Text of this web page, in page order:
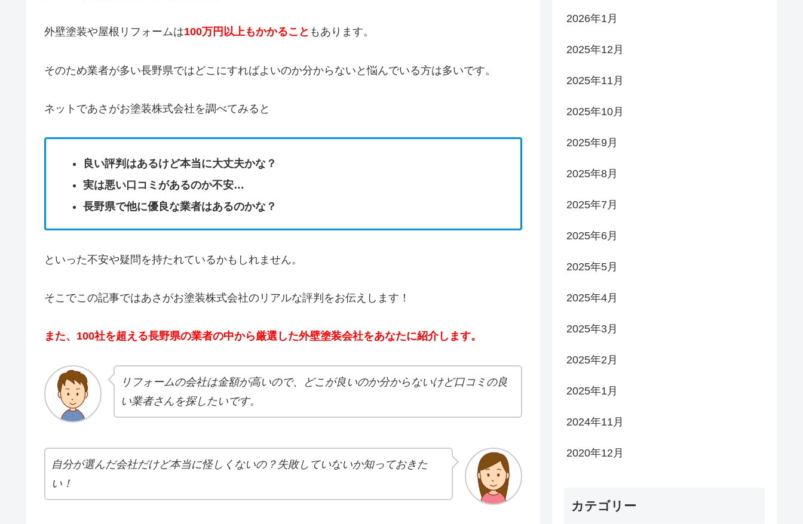
外壁塗装や屋根リフォームは100万円以上もかかること もあります。
そのため業者が多い長野県ではどこにすればよいのか分からないと悩んでいる方は多いです。
ネットであさがお塗装株式会社を調べてみると
良い評判はあるけど本当に大丈夫かな？
実は悪い口コミがあるのか不安…
長野県で他に優良な業者はあるのかな？
といった不安や疑問を持たれているかもしれません。
そこでこの記事ではあさがお塗装株式会社のリアルな評判をお伝えします！
また、100社を超える長野県の業者の中から厳選した外壁塗装会社をあなたに紹介します。
リフォームの会社は金額が高いので、どこが良いのか分からないけど口コミの良
い業者さんを探したいです。
自分が選んだ会社だけど本当に怪しくないの？失敗していないか知っておきた
い！
2026年1月
2025年12月
2025年11月
2025年10月
2025年9月
2025年8月
2025年7月
2025年6月
2025年5月
2025年4月
2025年3月
2025年2月
2025年1月
2024年11月
2020年12月
カテゴリー